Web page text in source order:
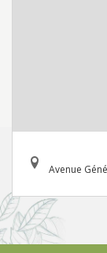
Avenue